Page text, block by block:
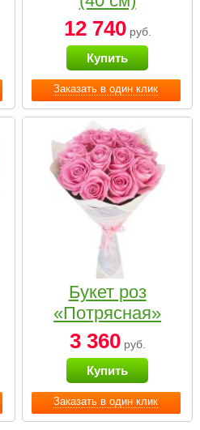
Заказать в один клик
12 740руб.
Купить
Заказать в один клик
Букет роз
«Потрясная»
3 360руб.
Купить